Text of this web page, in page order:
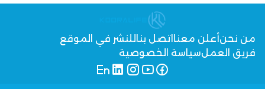
من نحنأعلن معنا اتصل بنا للنشر في الموقع
فريق العملسياسة الخصوصية